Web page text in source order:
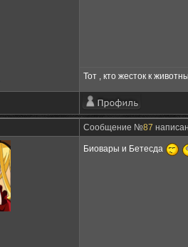
Тот , кто жесток к
Сообщение №87
Биовары и Бетесда